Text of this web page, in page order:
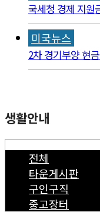
국세청 경제 지원
미국뉴스
2차 경기부양 현
생활안내
전체
타운게시판
구인구직
중고장터